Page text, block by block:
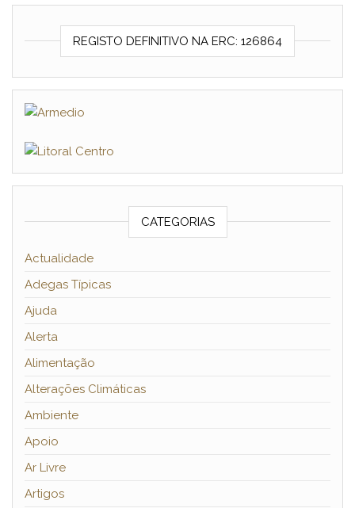
REGISTO DEFINITIVO NA ERC: 126864
CATEGORIAS
Actualidade
Adegas Típicas
Ajuda
Alerta
Alimentação
Alterações Climáticas
Ambiente
Apoio
Ar Livre
Artigos